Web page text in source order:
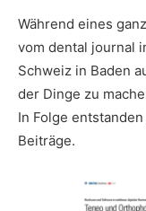
Während eines
vom dental journal
Schweiz in Baden
der Dinge zu
In Folge
Beiträge.